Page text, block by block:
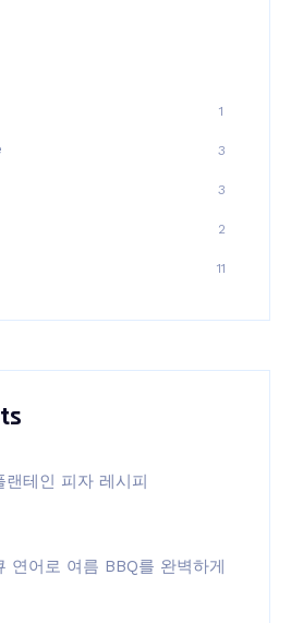
1
3
3
2
11
랜테인 피자 레시피
연어로 여름 BBQ를 완벽하게